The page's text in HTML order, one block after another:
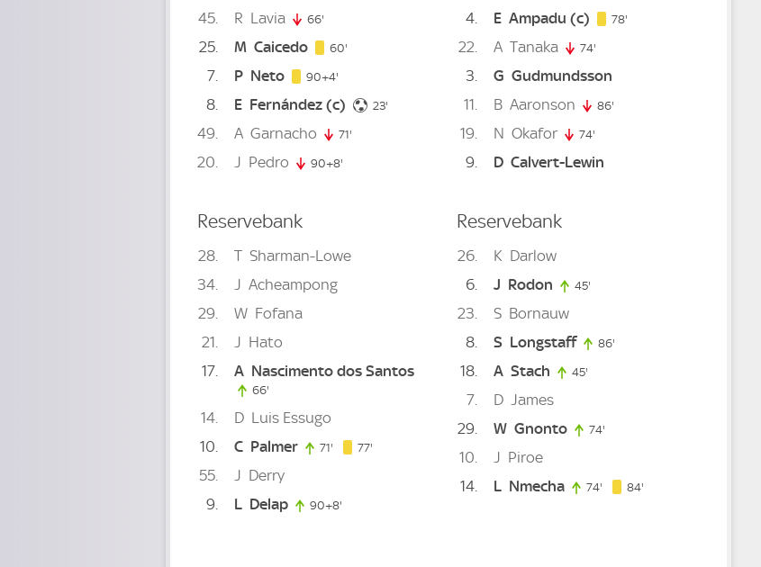
45
R Lavia 66'
25 M Caicedo 60'
7 P Neto 90+4'
8 E Fernández(c) 23'
49 A Garnacho 71'
20 J Pedro 90+8'
Reservebank
28 T Sharman-Lowe
34
J Acheampong
29
W Fofana
21
J Hato
17
A Nascimento dos Santos
66'
14 D Luis Essugo
10
C Palmer 71' 71. minute
77'
55 J Derry
9
L Delap 90+8'
4 E Ampadu (c) 78'
22 A Tanaka 74'
3 G Gudmundsson
11
B Aaronson 86'
19 N Okafor 74'
9 D Calvert-Lewin
Reservebank
26 K Darlow
6
J Rodon 45'
23 S Bornauw
8
S Longstaff 86'
18 A Stach 45'
7 D James
29
W Gnonto 74'
10 J Piroe
14
L Nmecha 74' 74. minute
84'